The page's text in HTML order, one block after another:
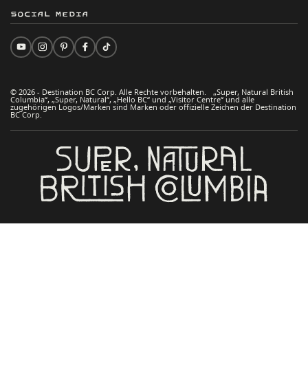
© 2026 - Destination BC Corp. Alle Rechte vorbehalten. „Super, Natural British
Columbia“, „Super, Natural“, „Hello BC“ und „Visitor Centre“ und alle
zugehörigen Logos/Marken sind Marken oder offizielle Zeichen der Destination
BC Corp.
Social Media